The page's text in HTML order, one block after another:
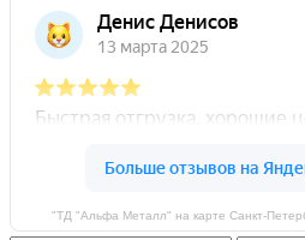
"ТД "Альфа Металл" на карте